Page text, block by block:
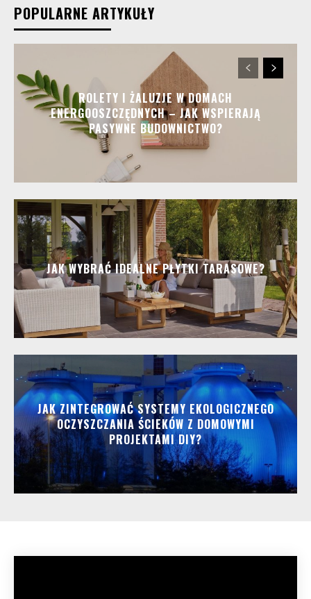
POPULARNE ARTYKUŁY
ROLETY I ŻALUZJE W DOMACH
ENERGOOSZCZĘDNYCH – JAK WSPIERAJĄ
PASYWNE BUDOWNICTWO?
JAK WYBRAĆ IDEALNE PŁYTKI TARASOWE?
JAK ZINTEGROWAĆ SYSTEMY EKOLOGICZNEGO
OCZYSZCZANIA ŚCIEKÓW Z DOMOWYMI
PROJEKTAMI DIY?